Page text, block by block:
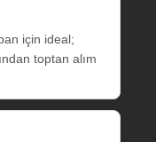
için ideal;
toptan alım